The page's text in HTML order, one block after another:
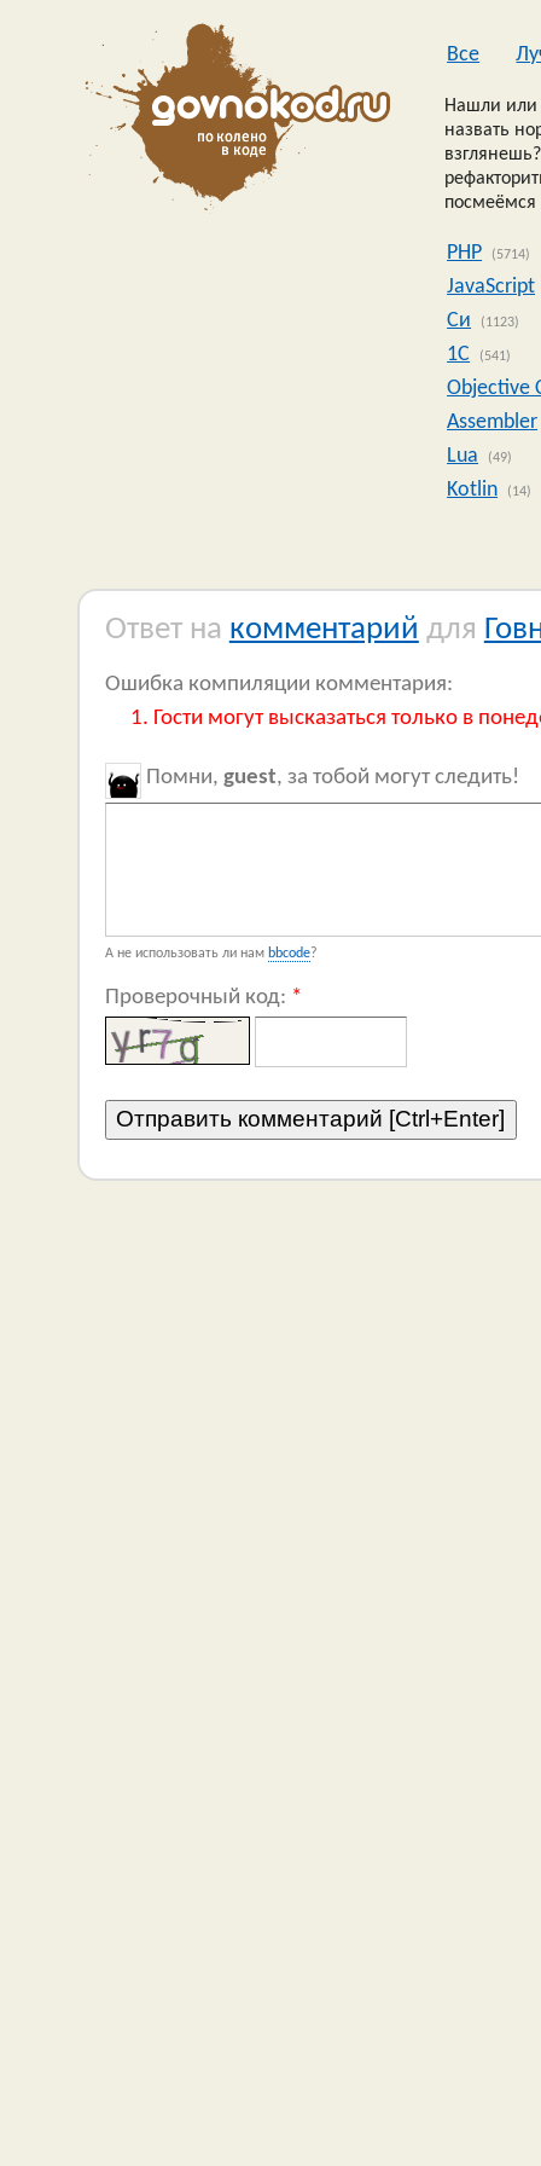
Все
Нашли или
назвать
посмеёмся
PHP (5714)
JavaScript
Си
(1123)
1C (541)
Objective
Assembler
Lua
(49)
Kotlin (14)
Ответ на комментарий для
Ошибка компиляции комментария:
Гости могут высказаться только в
Помни, guest, за тобой могут следить!
А не использовать ли нам bbcode?
Проверочный код: *